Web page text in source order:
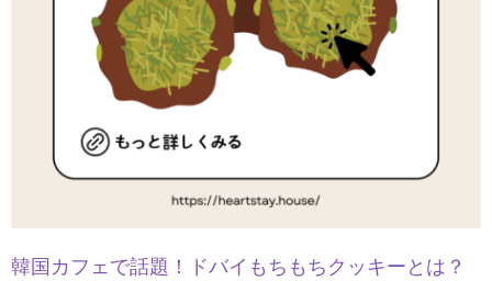
韓国カフェで話題！ドバイもちもちクッキーとは？